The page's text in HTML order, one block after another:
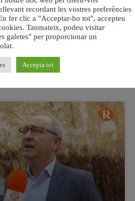
dianes de Rafa Ara, Jose Carlos i
punts valuossíssims que
la primera plaça de la taula
disputades. El Nítida
comentaris